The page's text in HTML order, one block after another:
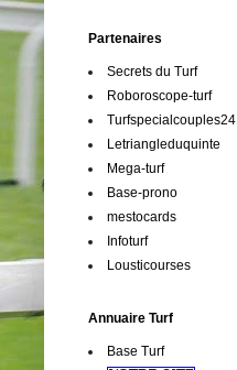
Partenaires
Secrets du Turf
Roboroscope-turf
Turfspecialcouples24
Letriangleduquinte
Mega-turf
Base-prono
mestocards
Infoturf
Lousticourses
Annuaire Turf
Base Turf